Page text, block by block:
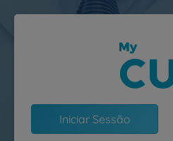
Passar para o conteúdo principal
Iniciar Sessão